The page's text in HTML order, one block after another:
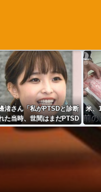
渚さん「私がPTSDと診断
た当時、世間はまだPTSD
う言葉は浸透されていま
米、